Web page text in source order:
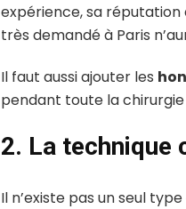
expérience, sa réputation
très demandé à Paris
Il faut aussi ajouter les
pendant toute la
2. La technique
Il n’existe pas un seul